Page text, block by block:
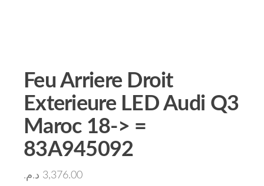
Feu Arriere Droit
Exterieure LED Audi Q3
Maroc 18-> =
83A945092
3,376.00 د.م.